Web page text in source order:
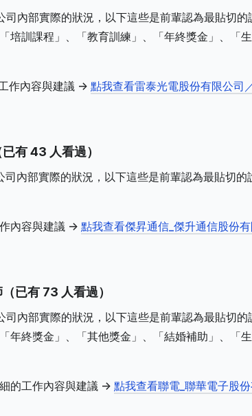
內部實際的狀況，以下這些是前輩認為最貼切的
培訓課程」、「教育訓練」、「年終獎金」、「
作內容與建議 -> 點我查看雷泰光電股份有限公司
有 43 人看過）
內部實際的狀況，以下這些是前輩認為最貼切的
內容與建議 -> 點我查看傑昇通信_傑升通信股份
已有 73 人看過）
內部實際的狀況，以下這些是前輩認為最貼切的
年終獎金」、「其他獎金」、「結婚補助」、「
的工作內容與建議 -> 點我查看聯電_聯華電子股